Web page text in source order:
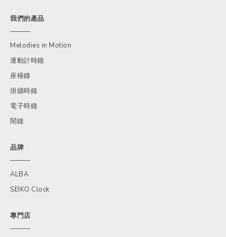
我們的產品
Melodies in Motion
運動計時鐘
座檯鐘
掛牆時鐘
電子時鐘
鬧鐘
品牌
ALBA
SEIKO Clock
專門店